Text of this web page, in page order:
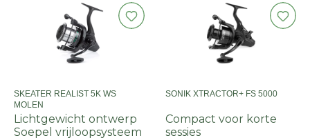
SKEATER REALIST 5K WS
MOLEN
Lichtgewicht ontwerp
Soepel vrijloopsysteem
SONIK XTRACTOR+ FS 5000
Compact voor korte
sessies